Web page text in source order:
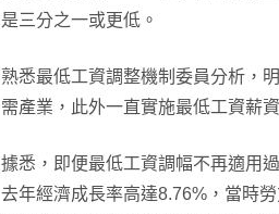
是三分之一或更低。
熟悉最低工資調整機制委員分析，
需產業，此外一直實施最低工資薪
據悉，即便最低工資調幅不再適用
去年經濟成長率高達8.76%，當時